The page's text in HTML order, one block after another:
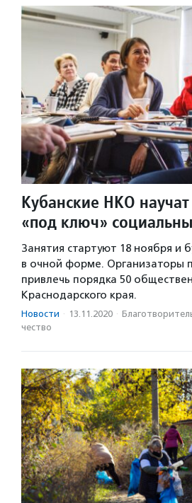
Кубанские НКО научат
«под ключ»
Занятия стартуют 18 ноября и
в очной форме. Организаторы
привлечь порядка 50
Краснодарского края.
Новости · 13.11.2020 ·
чест­во